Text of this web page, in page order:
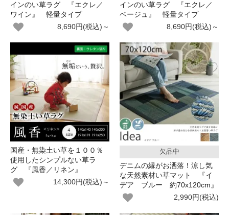
インのい草ラグ 『エクレ／
ワイン』 軽量タイプ
8,690円(税込)～
インのい草ラグ 『エクレ／
ベージュ』 軽量タイプ
8,690円(税込)～
国産・無染土い草を１００％
使用したシンプルない草ラ
グ 『風香／リネン』
14,300円(税込)～
欠品中
デニムの縁がお洒落！涼し気
な天然素材い草マット 『イ
デア ブルー 約70x120cm』
2,990円(税込)